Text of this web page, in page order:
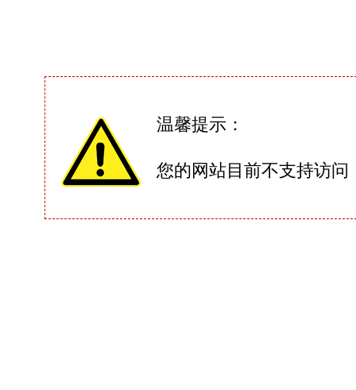
温馨提示：
您的网站目前不支持访